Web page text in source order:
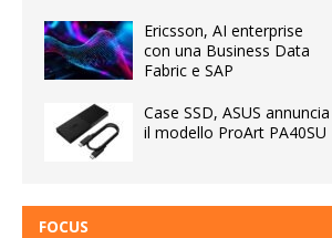
Ericsson, AI enterprise
con una Business Data
Fabric e SAP
Case SSD, ASUS annuncia
il modello ProArt PA40SU
FOCUS